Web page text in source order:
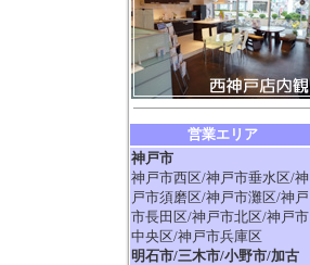
営業エリア
神戸市
神戸市西区/神戸市垂水区/神
戸市須磨区/神戸市灘区/神戸
市長田区/神戸市北区/神戸市
中央区/神戸市兵庫区
明石市/三木市/小野市/加古